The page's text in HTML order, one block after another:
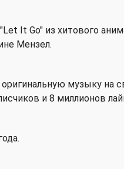
It Go" из хитового
Мензел.
музыку на
и 8 миллионов